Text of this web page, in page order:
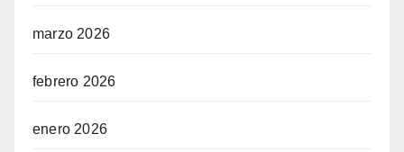
marzo 2026
febrero 2026
enero 2026